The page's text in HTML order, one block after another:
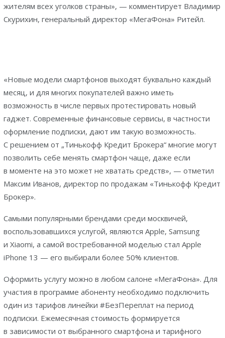
жителям всех уголков страны», — комментирует Владимир
Скурихин, генеральный директор «МегаФона» Ритейл.
«Новые модели смартфонов выходят буквально каждый
месяц, и для многих покупателей важно иметь
возможность в числе первых протестировать новый
гаджет. Современные финансовые сервисы, в частности
оформление подписки, дают им такую возможность.
С решением от „Тинькофф Кредит Брокера“ многие могут
позволить себе менять смартфон чаще, даже если
в моменте на это может не хватать средств», — отметил
Максим Иванов, директор по продажам «Тинькофф Кредит
Брокер».
Самыми популярными брендами среди москвичей,
воспользовавшихся услугой, являются Apple, Samsung
и Xiaomi, а самой востребованной моделью стал Apple
iPhone 13 — его выбирали более 50% клиентов.
Оформить услугу можно в любом салоне «МегаФона». Для
участия в программе абоненту необходимо подключить
один из тарифов линейки #БезПереплат на период
подписки. Ежемесячная стоимость формируется
в зависимости от выбранного смартфона и тарифного